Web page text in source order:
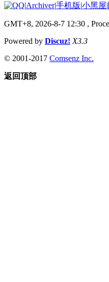
|Archiver|手机版|小黑屋|
GMT+8, 2026-8-7 12:30 ,
Powered by Discuz! X3.3
© 2001-2017 Comsenz Inc.
返回顶部